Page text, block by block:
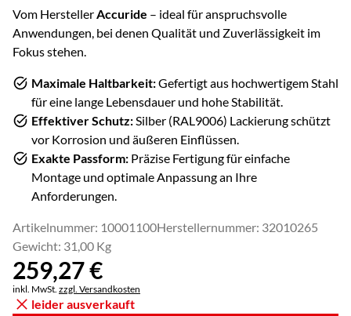
Vom Hersteller Accuride – ideal für anspruchsvolle
Anwendungen, bei denen Qualität und Zuverlässigkeit im
Fokus stehen.
Maximale Haltbarkeit:Gefertigt aus hochwertigem Stahl
für eine lange Lebensdauer und hohe Stabilität.
Effektiver Schutz: Silber (RAL9006) Lackierung schützt
vor Korrosion und äußeren Einflüssen.
Exakte Passform: Präzise Fertigung für einfache
Montage und optimale Anpassung an Ihre
Anforderungen.
Artikelnummer: 10001100Herstellernummer: 32010265
Gewicht: 31,00 Kg
259,27€
Steuerhinweis:
inkl. MwSt. zzgl. Versandkosten
leider ausverkauft